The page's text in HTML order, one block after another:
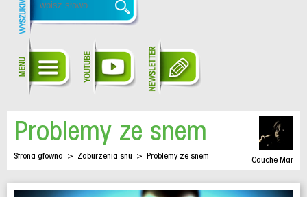
Cauche Mar
Problemy ze snem
Strona główna > Zaburzenia snu > Problemy ze snem